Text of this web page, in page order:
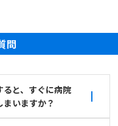
問
ると、すぐに病院
いますか？